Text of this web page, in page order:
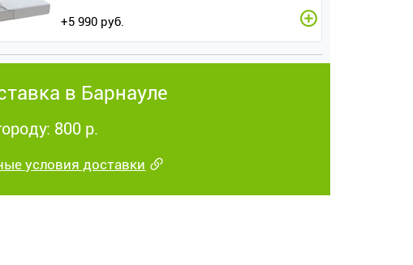
+5 990 руб.
в Барнауле
800 р.
условия доставки